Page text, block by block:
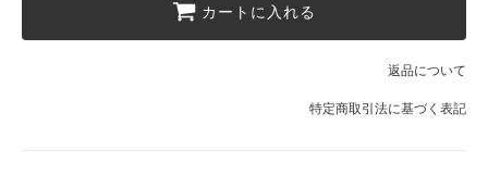
カートに入れる
返品について
特定商取引法に基づく表記